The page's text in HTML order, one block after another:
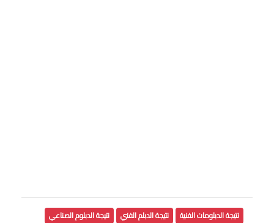
نتيجة الدبلومات الفنية نتيجة الدبلم الفني
نتيجة الدبلوم الصناعي